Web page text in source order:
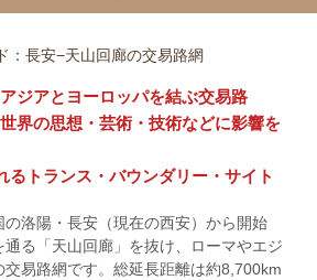
：長安−天山回廊の交易路網
ジアとヨーロッパを結ぶ交易路
界の思想・芸術・技術などに影響を
るトランス・バウンダリー・サイト
洛陽・長安（現在の西安）から開始
通る「天山回廊」を抜け、ローマやエジ
交易路網です。総延長距離は約8,700km